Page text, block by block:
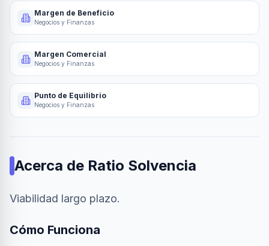
Margen de Beneficio
Negocios y Finanzas
Margen Comercial
Negocios y Finanzas
Punto de Equilibrio
Negocios y Finanzas
Acerca de Ratio Solvencia
Viabilidad largo plazo.
Cómo Funciona